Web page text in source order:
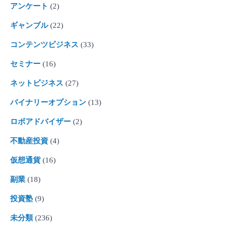
アンケート (2)
ギャンブル(22)
コンテンツビジネス (33)
セミナー (16)
ネットビジネス (27)
バイナリーオプション (13)
ロボアドバイザー (2)
不動産投資 (4)
仮想通貨(16)
副業 (18)
投資塾 (9)
未分類 (236)